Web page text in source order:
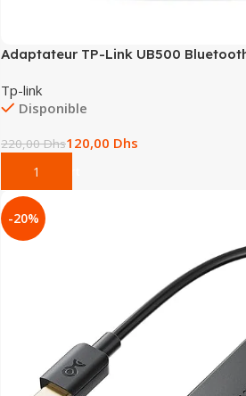
Adaptateur TP-Link UB500
Tp-link
Disponible
220,00Dhs120,00 Dhs
Add To Cart
-20%